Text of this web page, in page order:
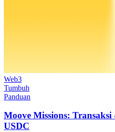
Web3
Tumbuh
Panduan
Moove Missions:
USDC